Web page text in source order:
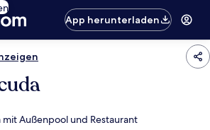
App herunterladen
Außenpool und Restaurant